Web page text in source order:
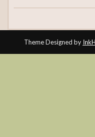
Theme Designed by